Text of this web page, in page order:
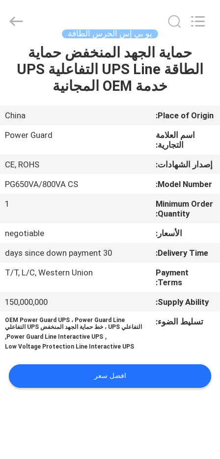
المنزل
حولنا
في
المصنع
مراقبة
الجودة
اتصل
أخبار
خريطة
POWER
GROUP.
يو بي إس الحرس الطاقة
حماية الجهد المنخفض حماية
الطاقة UPS Line التفاعلية UPS
خدمة OEM المجانية
Place of Origin:
China
اسم العلامة
التجارية:
Power Guard
إصدار الشهادات:
CE, ROHS
Model Number:
PG650VA/800VA CS
Minimum Order
Quantity:
1
الأسعار:
negotiable
Delivery Time:
30 days since down payment
Payment
Terms:
T/T, L/C, Western Union
Supply Ability:
150,000,000
تسليط الضوء:
OEM Power Guard UPS ، Power Guard Line
التفاعلي UPS ، خط حماية الجهد المنخفض UPS التفاعلي
,
Power Guard Line Interactive UPS
,
Low Voltage Protection Line Interactive UPS
افضل سعر